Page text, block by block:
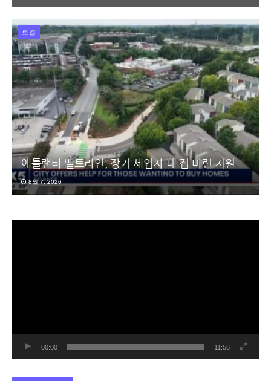
로컬
애틀랜타 벨트라인, 장기 세입자 내 집 마련 지원
8월 7, 2026
00:00 11:56